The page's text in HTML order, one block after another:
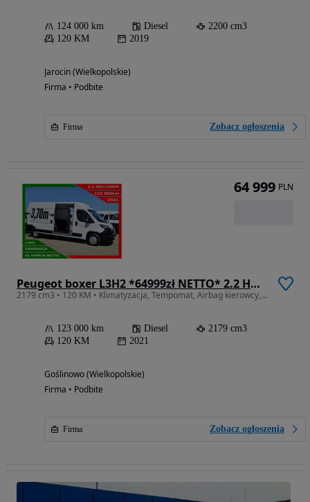
124 000 km Diesel
2200 cm3
120 KM
2019
Jarocin (Wielkopolskie)
Firma • Podbite
Firma Zobacz ogłoszenia
Peugeot boxer L3H2 *64999zł NETTO* 2.2 HDi/120KM
2179 cm3 • 120 KM • Klimatyzacja, Tempomat, Airbag kierowcy, Czujniki parkowania, Kamera
123 000 km Diesel
2179 cm3
120 KM
2021
Goślinowo (Wielkopolskie)
Firma • Podbite
Firma Zobacz ogłoszenia
64 999 PLN